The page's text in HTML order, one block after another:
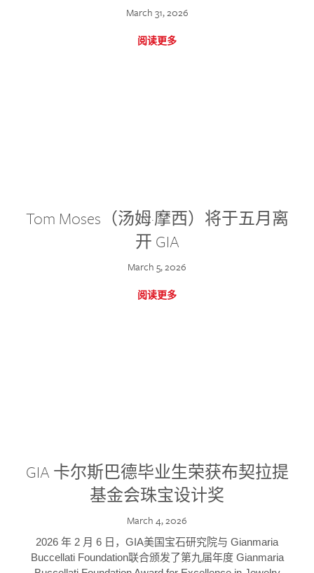
March 31, 2026
阅读更多
Tom Moses（汤姆·摩西）将于五月离
开 GIA
March 5, 2026
阅读更多
GIA 卡尔斯巴德毕业生荣获布契拉提
基金会珠宝设计奖
March 4, 2026
2026 年 2 月 6 日，GIA美国宝石研究院与 Gianmaria
Buccellati Foundation联合颁发了第九届年度 Gianmaria